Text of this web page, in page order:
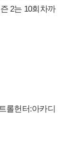
2는 10회차까
롤헌터:아카디